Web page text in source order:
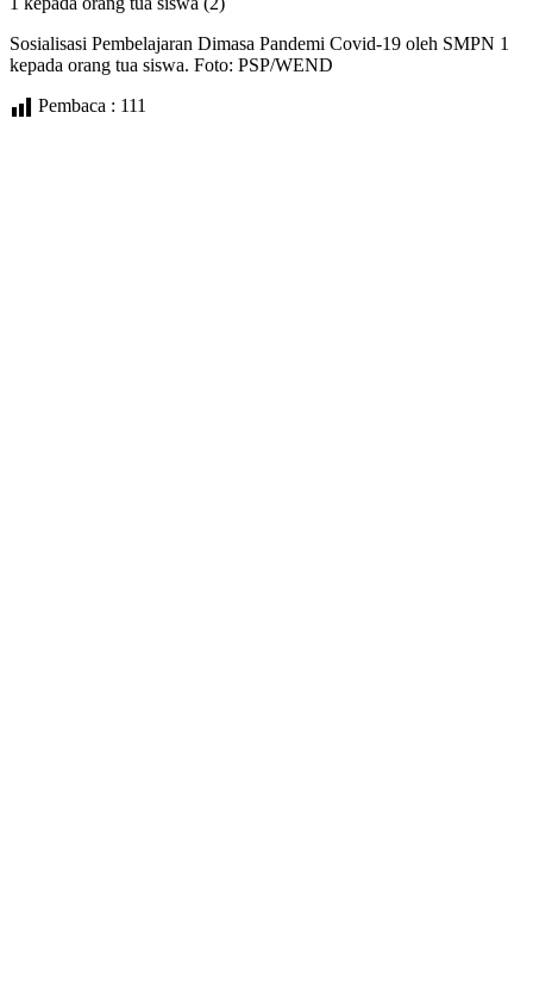
Sosialisasi Pembelajaran Dimasa Pandemi Covid-19 oleh SMPN 1
kepada orang tua siswa. Foto: PSP/WEND
Pembaca : 111